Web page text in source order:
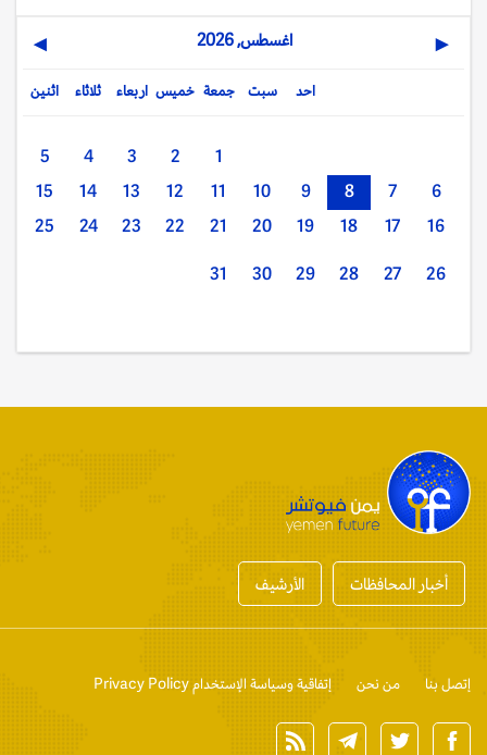
◀ اغسطس, 2026 ▶
اثنين ثلاثاء اربعاء خميس جمعة سبت احد
1
2
3
4
5
6
7
8
9
10
11
12
13
14
15
16
17
18
19
20
21
22
23
24
25
26
27
28
29
30
31
أخبار المحافظات الأرشيف
إتصل بنا من نحن إتفاقية وسياسة الإستخدام Privacy Policy